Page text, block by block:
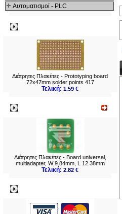
Αυτοματισμοί - PLC
Διάτρητες Πλακέτες - Prototyping board
72x47mm solder points 417
Τελική:1.59 €
Διάτρητες Πλακέτες - Board universal,
multiadapter, W 9.84mm, L 12.38mm
Τελική:2.82 €